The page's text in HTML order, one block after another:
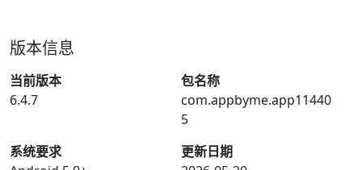
版本信息
当前版本
6.4.7
包名称
com.appbyme.app11440
5
系统要求
更新日期